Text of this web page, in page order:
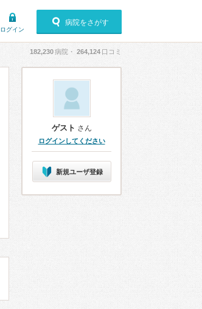
ログイン
病院をさがす
182,230病院・ 264,124 口コミ
ゲスト さん
ログインしてください
新規ユーザ登録